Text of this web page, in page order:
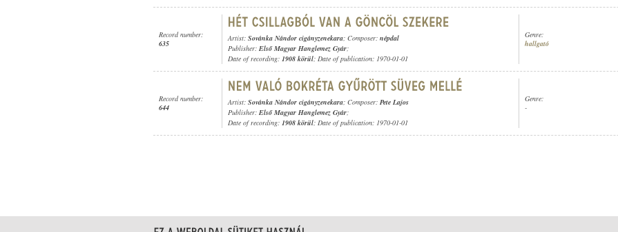
Record number:
635
Artist: Sovánka Nándor cigányzenekara; Composer: népdal
Publisher: Első Magyar Hanglemez Gyár;
Date of recording: 1908 körül; Date of publication: 1970-01-01
Genre:
hallgató
Record number:
644
Artist: Sovánka Nándor cigányzenekara; Composer: Pete Lajos
Publisher: Első Magyar Hanglemez Gyár;
Date of recording: 1908 körül; Date of publication: 1970-01-01
Genre:
-